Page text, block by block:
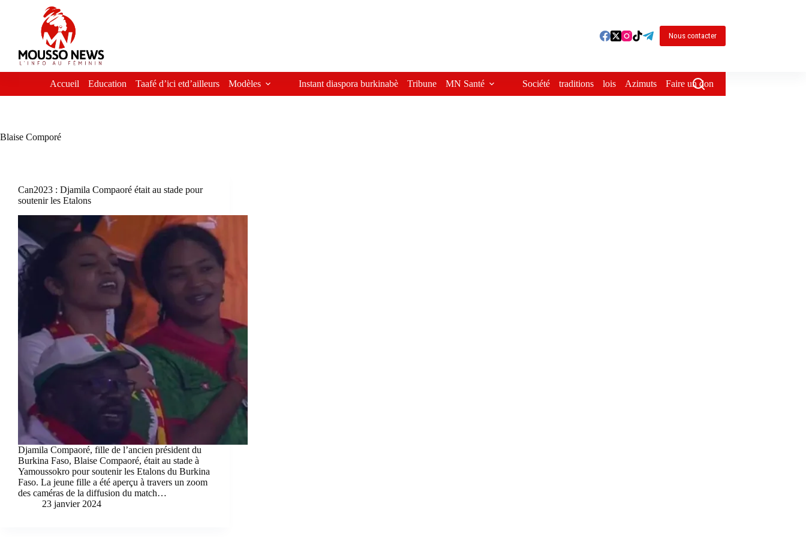
Nous contacter
Accueil Education Taafé d’ici etd’ailleurs Modèles Instant diaspora burkinabè Tribune MN Santé Société traditions lois Azimuts Faire un don
Blaise Comporé
Can2023 : Djamila Compaoré était au stade pour
soutenir les Etalons
Djamila Compaoré, fille de l’ancien président du
Burkina Faso, Blaise Compaoré, était au stade à
Yamoussokro pour soutenir les Etalons du Burkina
Faso. La jeune fille a été aperçu à travers un zoom
des caméras de la diffusion du match…
23 janvier 2024